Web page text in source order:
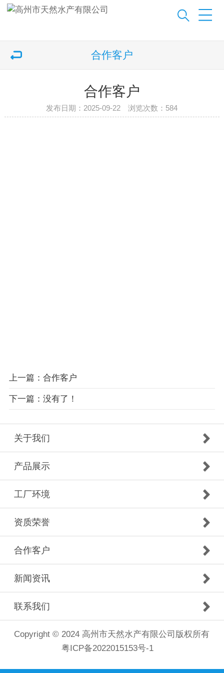
合作客户
合作客户
发布日期：2025-09-22 浏览次数： 584
上一篇：合作客户
下一篇：没有了！
关于我们
产品展示
工厂环境
资质荣誉
合作客户
新闻资讯
联系我们
Copyright © 2024 高州市天然水产有限公司版权所有
粤ICP备2022015153号-1